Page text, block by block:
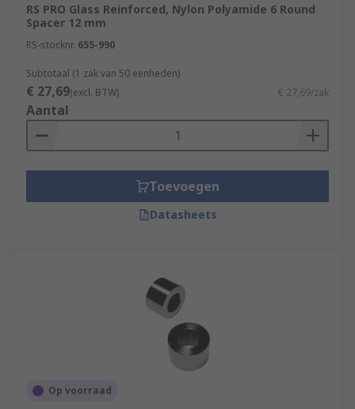
RS PRO Glass Reinforced, Nylon Polyamide 6 Round
Spacer 12 mm
RS-stocknr. 655-990
Subtotaal (1 zak van 50 eenheden)
€ 27,69(excl. BTW) € 27,69/zak
Aantal
Toevoegen
Datasheets
Op voorraad